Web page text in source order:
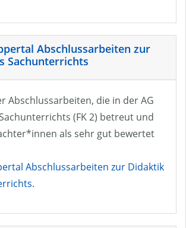
Abschlussarbeiten zur
Sachunterrichts
Abschlussarbeiten, die in der AG
(FK 2) betreut und
als sehr gut bewertet
Abschlussarbeiten zur Didaktik
.